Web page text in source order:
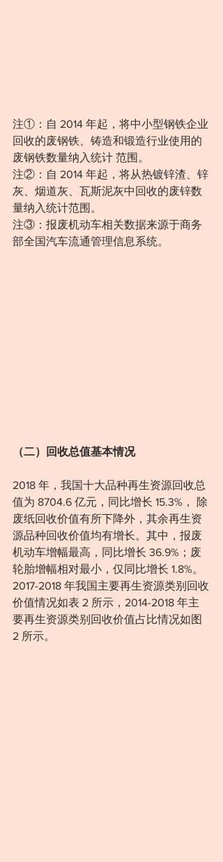
注①：自 2014 年起，将中小型钢铁企业
回收的废钢铁、铸造和锻造行业使用的
废钢铁数量纳入统计 范围。
注②：自 2014 年起，将从热镀锌渣、锌
灰、烟道灰、瓦斯泥灰中回收的废锌数
量纳入统计范围。
注③：报废机动车相关数据来源于商务
部全国汽车流通管理信息系统。
（二）回收总值基本情况
2018 年，我国十大品种再生资源回收总
值为 8704.6 亿元，同比增长 15.3%， 除
废纸回收价值有所下降外，其余再生资
源品种回收价值均有增长。其中，报废
机动车增幅最高，同比增长 36.9%；废
轮胎增幅相对最小，仅同比增长 1.8%。
2017-2018 年我国主要再生资源类别回收
价值情况如表 2 所示，2014-2018 年主
要再生资源类别回收价值占比情况如图
2 所示。